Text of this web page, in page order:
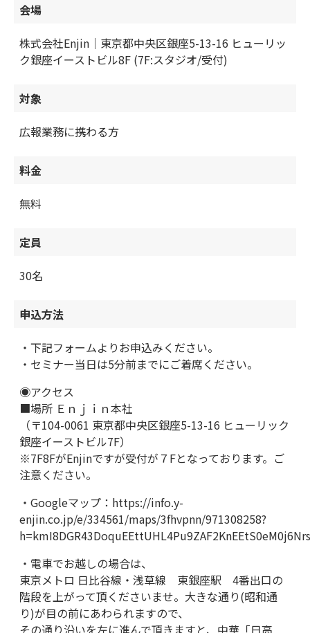
会場
株式会社Enjin｜東京都中央区銀座5-13-16 ヒューリッ
ク銀座イーストビル8F (7F:スタジオ/受付)
対象
広報業務に携わる方
料金
無料
定員
30名
申込方法
・下記フォームよりお申込みください。
・セミナー当日は5分前までにご着席ください。
◉アクセス
■場所 Ｅｎｊｉｎ本社
（〒104-0061 東京都中央区銀座5-13-16 ヒューリック
銀座イーストビル7F）
※7F8FがEnjinですが受付が７Fとなっております。ご
注意ください。
・Googleマップ：https://info.y-
enjin.co.jp/e/334561/maps/3fhvpnn/971308258?
・電車でお越しの場合は、
東京メトロ 日比谷線・浅草線 東銀座駅 4番出口の
階段を上がって頂くださいませ。大きな通り(昭和通
り)が目の前にあわられますので、
その通り沿いを左に進んで頂きますと、中華「日高